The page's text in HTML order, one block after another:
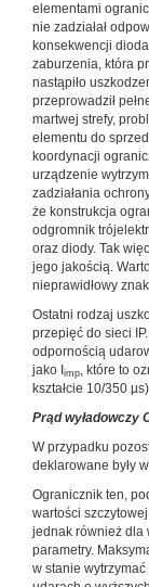
elementami
nie zadziałał
konsekwencji
zaburzenia, która
nastąpiło
przeprowadził
martwej strefy,
elementu do
koordynacji
urządzenie
zadziałania
że konstrukcja
odgromnik
oraz diody. Tak
jego jakością.
nieprawidłowy
Ostatni rodzaj
przepięć do sieci
odpornością
jako I imp, które to
kształcie 10/350
Prąd wyładowczy
W przypadku
deklarowane były
Ogranicznik ten,
wartości
jednak również dla
parametry.
w stanie wytrzymać